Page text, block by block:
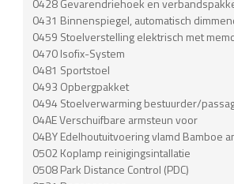
0431 Binnenspiegel, automatisch
0459 Stoelverstelling elektrisch met
0470 Isofix-System
0481 Sportstoel
0493 Opbergpakket
0494 Stoelverwarming bestuurder/
04AE Verschuifbare armsteun voor
04BY Edelhoutuitvoering vlamd Bamboe
0502 Koplamp reinigingsintallatie
0508 Park Distance Control (PDC)